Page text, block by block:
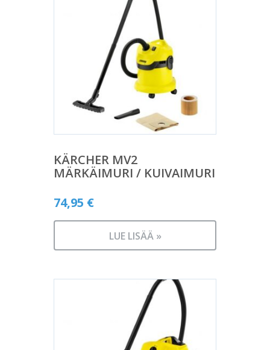
KÄRCHER MV2
MÄRKÄIMURI / KUIVAIMURI
74,95 €
LUE LISÄÄ »